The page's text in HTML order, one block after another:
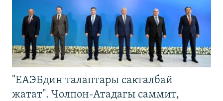
"ЕАЭБдин талаптары сакталбай
жатат". Чолпон-Атадагы саммит,